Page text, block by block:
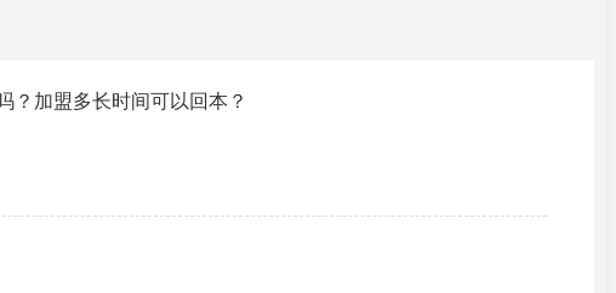
？加盟多长时间可以回本？